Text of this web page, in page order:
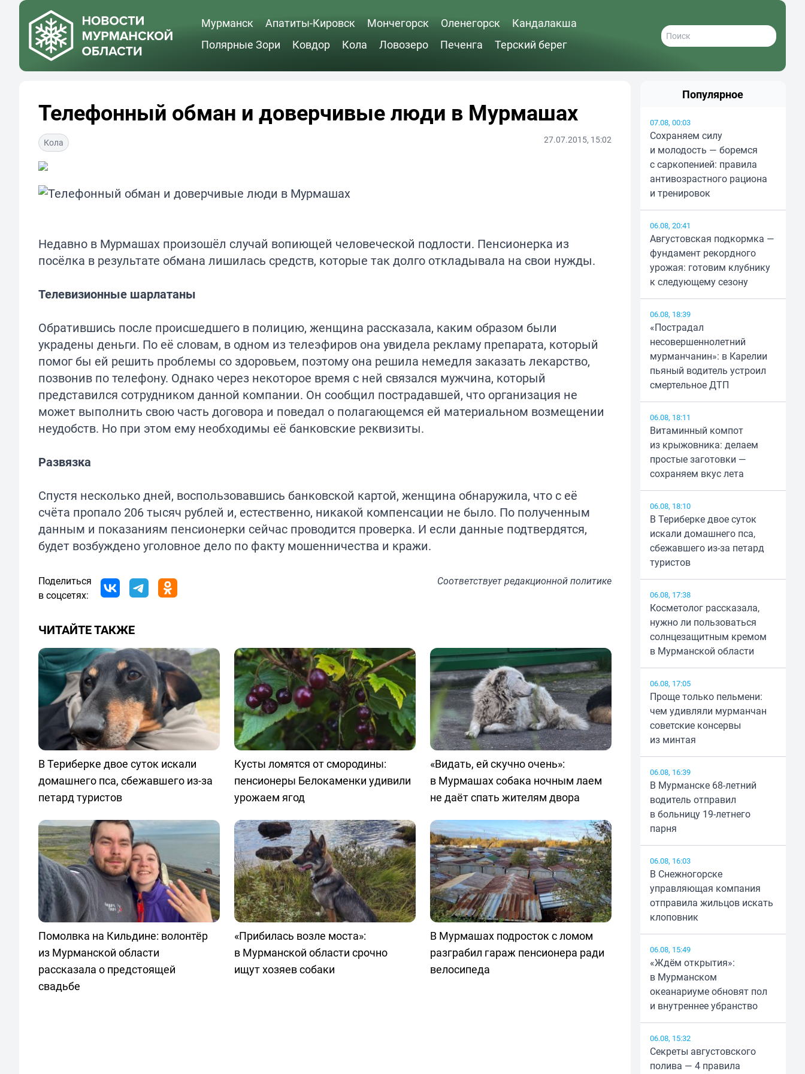
Мурманск Апатиты-Кировск Мончегорск Оленегорск
Кандалакша
Полярные Зори
Ковдор Кола Ловозеро Печенга Терский берег
Телефонный обман и доверчивые люди в Мурмашах
Кола 27.07.2015, 15:02
Недавно в Мурмашах произошёл случай вопиющей человеческой подлости. Пенсионерка из
посёлка в результате обмана лишилась средств, которые так долго откладывала на свои нужды.
Телевизионные шарлатаны
Обратившись после происшедшего в полицию, женщина рассказала, каким образом были
украдены деньги. По её словам, в одном из телеэфиров она увидела рекламу препарата, который
помог бы ей решить проблемы со здоровьем, поэтому она решила немедля заказать лекарство,
позвонив по телефону. Однако через некоторое время с ней связался мужчина, который
представился сотрудником данной компании. Он сообщил пострадавшей, что организация не
может выполнить свою часть договора и поведал о полагающемся ей материальном возмещении
неудобств. Но при этом ему необходимы её банковские реквизиты.
Развязка
Спустя несколько дней, воспользовавшись банковской картой, женщина обнаружила, что с её
счёта пропало 206 тысяч рублей и, естественно, никакой компенсации не было. По полученным
данным и показаниям пенсионерки сейчас проводится проверка. И если данные подтвердятся,
будет возбуждено уголовное дело по факту мошенничества и кражи.
Поделиться
в соцсетях:
Соответствуетредакционной политике
ЧИТАЙТЕ ТАКЖЕ
В Териберке двое суток искали
домашнего пса, сбежавшего из-за
петард туристов
Кусты ломятся от смородины:
пенсионеры Белокаменки удивили
урожаем ягод
«Видать, ей скучно очень»:
в Мурмашах собака ночным лаем
не даёт спать жителям двора
Помолвка на Кильдине: волонтёр
из Мурманской области
рассказала о предстоящей
свадьбе
«Прибилась возле моста»:
в Мурманской области срочно
ищут хозяев собаки
В Мурмашах подросток с ломом
разграбил гараж пенсионера ради
велосипеда
Популярное
07.08, 00:03
Сохраняем силу
и молодость — боремся
с саркопенией: правила
антивозрастного рациона
и тренировок
06.08, 20:41
Августовская подкормка —
фундамент рекордного
урожая: готовим клубнику
к следующему сезону
06.08, 18:39
«Пострадал
несовершеннолетний
мурманчанин»: в Карелии
пьяный водитель устроил
смертельное ДТП
06.08, 18:11
Витаминный компот
из крыжовника: делаем
простые заготовки —
сохраняем вкус лета
06.08, 18:10
В Териберке двое суток
искали домашнего пса,
сбежавшего из-за петард
туристов
06.08, 17:38
Косметолог рассказала,
нужно ли пользоваться
солнцезащитным кремом
в Мурманской области
06.08, 17:05
Проще только пельмени:
чем удивляли мурманчан
советские консервы
из минтая
06.08, 16:39
В Мурманске 68-летний
водитель отправил
в больницу 19-летнего
парня
06.08, 16:03
В Снежногорске
управляющая компания
отправила жильцов искать
клоповник
06.08, 15:49
«Ждём открытия»:
в Мурманском
океанариуме обновят пол
и внутреннее убранство
06.08, 15:32
Секреты августовского
полива — 4 правила